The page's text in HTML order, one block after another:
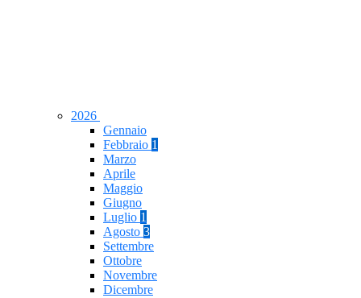
2026
Gennaio
Febbraio 1
Marzo
Aprile
Maggio
Giugno
Luglio 1
Agosto 3
Settembre
Ottobre
Novembre
Dicembre